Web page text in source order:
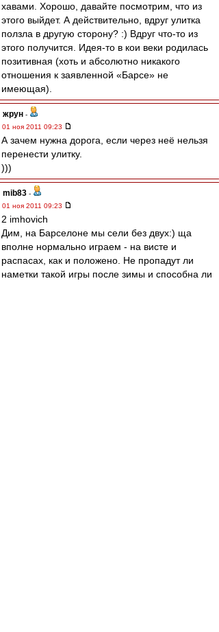
хавами. Хорошо, давайте посмотрим, что из
этого выйдет. А действительно, вдруг улитка
ползла в другую сторону? :) Вдруг что-то из
этого получится. Идея-то в кои веки родилась
позитивная (хоть и абсолютно никакого
отношения к заявленной «Барсе» не
имеющая).
жрун -
01 ноя 2011 09:23
А зачем нужна дорога, если через неё нельзя
перенести улитку.
)))
mib83 -
01 ноя 2011 09:23
2 imhovich
Дим, на Барселоне мы сели без двух:) ща
вполне нормально играем - на висте и
распасах, как и положено. Не пропадут ли
наметки такой игры после зимы и способна ли